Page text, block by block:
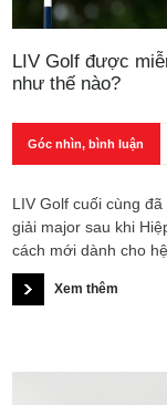
LIV Golf được
như thế nào?
Góc nhìn, bình luận
LIV Golf cuối cùng
giải major sau khi
cách mới dành cho
Xem thêm